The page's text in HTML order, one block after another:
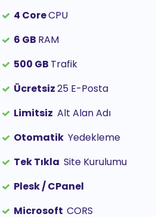
4 CoreCPU
6 GB RAM
500 GB Trafik
Ücretsiz25 E-Posta
Limitsiz Alt Alan Adı
Otomatik Yedekleme
Tek Tıkla Site Kurulumu
Plesk / CPanel
Microsoft CORS